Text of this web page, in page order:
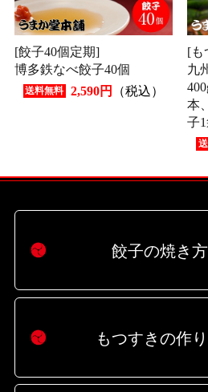
[餃子40個定期]
博多鉄なべ餃子40個
送料無料 2,590円 （税込）
[も
九
本
子
餃子の焼き
もつすきの作